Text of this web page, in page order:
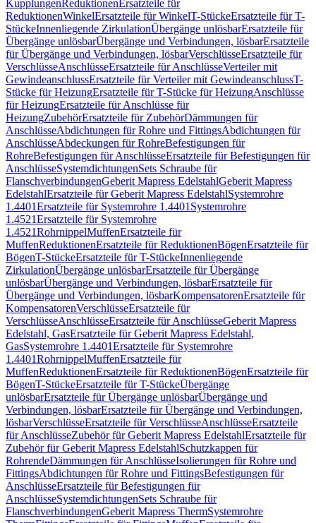
KupplungenReduktionenErsatzteile für
ReduktionenWinkelErsatzteile für WinkelT-StückeErsatzteile für T-
StückeInnenliegende ZirkulationÜbergänge unlösbarErsatzteile für
Übergänge unlösbarÜbergänge und Verbindungen, lösbarErsatzteile
für Übergänge und Verbindungen, lösbarVerschlüsseErsatzteile für
VerschlüsseAnschlüsseErsatzteile für AnschlüsseVerteiler mit
GewindeanschlussErsatzteile für Verteiler mit GewindeanschlussT-
Stücke für HeizungErsatzteile für T-Stücke für HeizungAnschlüsse
für HeizungErsatzteile für Anschlüsse für
HeizungZubehörErsatzteile für ZubehörDämmungen für
AnschlüsseAbdichtungen für Rohre und FittingsAbdichtungen für
AnschlüsseAbdeckungen für RohreBefestigungen für
RohreBefestigungen für AnschlüsseErsatzteile für Befestigungen für
AnschlüsseSystemdichtungenSets Schraube für
FlanschverbindungenGeberit Mapress EdelstahlGeberit Mapress
EdelstahlErsatzteile für Geberit Mapress EdelstahlSystemrohre
1.4401Ersatzteile für Systemrohre 1.4401 Systemrohre
1.4521Ersatzteile für Systemrohre
1.4521RohrnippelMuffenErsatzteile für
MuffenReduktionenErsatzteile für ReduktionenBögenErsatzteile für
BögenT-StückeErsatzteile für T-StückeInnenliegende
ZirkulationÜbergänge unlösbarErsatzteile für Übergänge
unlösbarÜbergänge und Verbindungen, lösbarErsatzteile für
Übergänge und Verbindungen, lösbarKompensatorenErsatzteile für
KompensatorenVerschlüsseErsatzteile für
VerschlüsseAnschlüsseErsatzteile für AnschlüsseGeberit Mapress
Edelstahl, GasErsatzteile für Geberit Mapress Edelstahl,
GasSystemrohre 1.4401Ersatzteile für Systemrohre
1.4401RohrnippelMuffenErsatzteile für
MuffenReduktionenErsatzteile für ReduktionenBögenErsatzteile für
BögenT-StückeErsatzteile für T-StückeÜbergänge
unlösbarErsatzteile für Übergänge unlösbarÜbergänge und
Verbindungen, lösbarErsatzteile für Übergänge und Verbindungen,
lösbarVerschlüsseErsatzteile für VerschlüsseAnschlüsseErsatzteile
für AnschlüsseZubehör für Geberit Mapress EdelstahlErsatzteile für
Zubehör für Geberit Mapress EdelstahlSchutzkappen für
RohrendeDämmungen für AnschlüsseIsolierungen für Rohre und
FittingsAbdichtungen für Rohre und FittingsBefestigungen für
AnschlüsseErsatzteile für Befestigungen für
AnschlüsseSystemdichtungenSets Schraube für
FlanschverbindungenGeberit Mapress ThermSystemrohre